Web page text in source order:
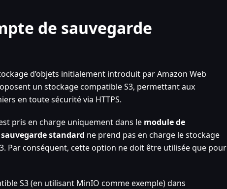
de sauvegarde
d’objets initialement introduit par Amazon Web
un stockage compatible S3, permettant aux
en toute sécurité via HTTPS.
pris en charge uniquement dans le module de
standard ne prend pas en charge le stockage
Par conséquent, cette option ne doit être utilisée que pour
S3 (en utilisant MinIO comme exemple) dans